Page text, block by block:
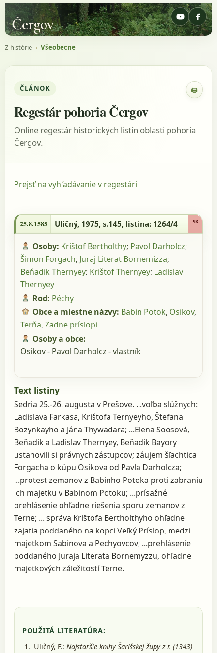
Čergov
Z histórie › Všeobecne
ČLÁNOK 🖨
Regestár pohoria Čergov
Online regestár historických listín oblasti pohoria
Čergov.
Prejsť na vyhľadávanie v regestári
1264/4
25.8.1585 Uličný, 1975, s.145, listina: 1264/4 SK
Osoby: Krištof Bertholthy; Pavol Darholcz;
Šimon Forgach; Juraj Literat Bornemizza;
Beňadik Thernyey; Krištof Thernyey; Ladislav
Thernyey
Rod: Péchy
Obce a miestne názvy: Babin Potok, Osikov,
Terňa, Zadne príslopi
Osoby a obce:
Osikov - Pavol Darholcz - vlastník
Text listiny
Sedria 25.-26. augusta v Prešove. ...voľba slúžnych:
Ladislava Farkasa, Krištofa Ternyeyho, Štefana
Bozynkayho a Jána Thywadara; ...Elena Soosová,
Beňadik a Ladislav Thernyey, Beňadik Bayory
ustanovili si právnych zástupcov; záujem šľachtica
Forgacha o kúpu Osikova od Pavla Darholcza;
...protest zemanov z Babinho Potoka proti zabraniu
ich majetku v Babinom Potoku; ...prísažné
prehlásenie ohľadne riešenia sporu zemanov z
Terne; ... správa Krištofa Bertholthyho ohľadne
zajatia poddaného na kopci Veľký Príslop, medzi
majetkom Sabinova a Pechyovcov; ...prehlásenie
poddaného Juraja Literata Bornemyzzu, ohľadne
majetkových záležitostí Terne.
POUŽITÁ LITERATÚRA:
Uličný, F.: Najstaršie knihy Šarišskej župy z r. (1343)